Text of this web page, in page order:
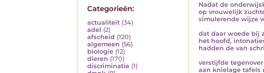
Categorieën:
actualiteit (34)
adel (2)
afscheid (120)
algemeen (56)
biologie (12)
dieren (170)
discriminatie (1)
Nadat de
op vrouwelijk
simulerende wijze
dat daar woede bij
het hoofd,
hadden de van
verstijfde
aan knielage tafels